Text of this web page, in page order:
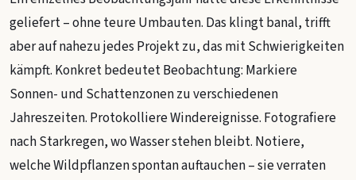
geliefert – ohne teure Umbauten. Das klingt banal, trifft
aber auf nahezu jedes Projekt zu, das mit Schwierigkeiten
kämpft. Konkret bedeutet Beobachtung: Markiere
Sonnen- und Schattenzonen zu verschiedenen
Jahreszeiten. Protokolliere Windereignisse. Fotografiere
nach Starkregen, wo Wasser stehen bleibt. Notiere,
welche Wildpflanzen spontan auftauchen – sie verraten